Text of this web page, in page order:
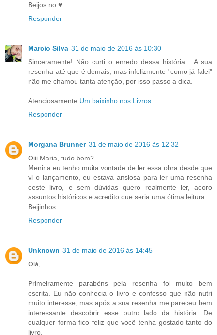
Beijos no ♥
Responder
Marcio Silva 31 de maio de 2016 às 10:30
Sinceramente! Não curti o enredo dessa história... A sua
resenha até que é demais, mas infelizmente "como já falei"
não me chamou tanta atenção, por isso passo a dica.
Atenciosamente Um baixinho nos Livros.
Responder
Morgana Brunner 31 de maio de 2016 às 12:32
Oiii Maria, tudo bem?
Menina eu tenho muita vontade de ler essa obra desde que
vi o lançamento, eu estava ansiosa para ler uma resenha
deste livro, e sem dúvidas quero realmente ler, adoro
assuntos históricos e acredito que seria uma ótima leitura.
Beijinhos
Responder
Unknown 31 de maio de 2016 às 14:45
Olá,
Primeiramente parabéns pela resenha foi muito bem
escrita. Eu não conhecia o livro e confesso que não nutri
muito interesse, mas após a sua resenha me pareceu bem
interessante descobrir esse outro lado da história. De
qualquer forma fico feliz que você tenha gostado tanto do
livro.